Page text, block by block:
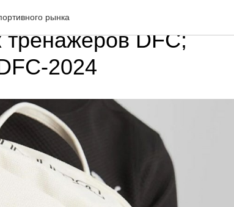
рынка
и сумки;
тренажеров DFC;
2024